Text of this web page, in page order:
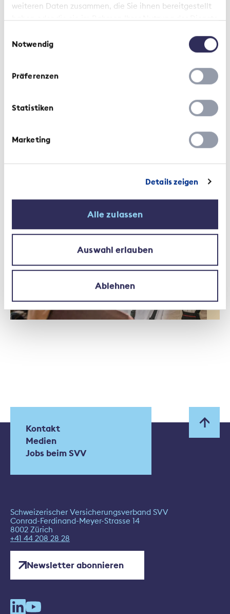
weiteren Daten zusammen, die Sie ihnen bereitgestellt
haben oder die sie im Rahmen Ihrer Nutzung der Dienste
Notwendig
Präferenzen
Statistiken
Marketing
Details zeigen
Alle zulassen
Auswahl erlauben
Ablehnen
Eingliederung von Menschen mit
Wie Compasso die
oder wiederherstellt
Kontakt
Medien
Jobs beim SVV
Schweizerischer Versicherungsverband SVV
Conrad-Ferdinand-Meyer-Strasse 14
8002 Zürich
+41 44 208 28 28
Newsletter abonnieren